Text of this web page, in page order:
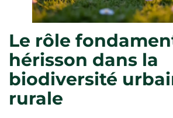
Le rôle
hérisson dans la
biodiversité
rurale